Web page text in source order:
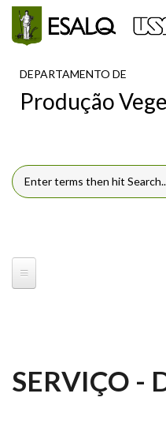
Pular para o conteúdo principal
DEPARTAMENTO DE
Produção
FORMULÁRIO
SERVIÇO -